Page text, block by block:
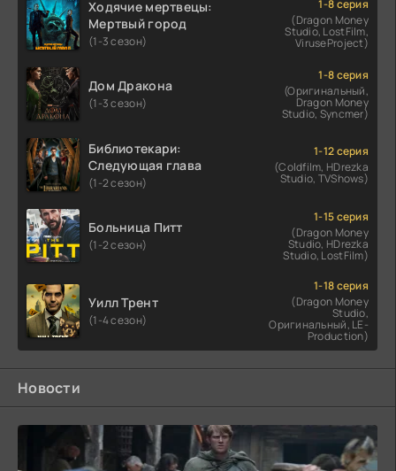
Ходячие мертвецы:
Мертвый город
(1-3 сезон)
1-8 серия
(Dragon Money
Studio, LostFilm,
ViruseProject)
Дом Дракона
(1-3 сезон)
1-8 серия
(Оригинальный,
Dragon Money
Studio, Syncmer)
Библиотекари:
Следующая глава
(1-2 сезон)
1-12 серия
(Coldfilm, HDrezka
Studio, TVShows)
Больница Питт
(1-2 сезон)
1-15 серия
(Dragon Money
Studio, HDrezka
Studio, LostFilm)
Уилл Трент
(1-4 сезон)
1-18 серия
(Dragon Money
Studio,
Оригинальный, LE-
Production)
Новости